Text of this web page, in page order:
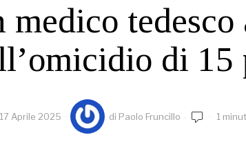
medico tedesco
di 15
Aprile 2025 di Paolo Fruncillo 1